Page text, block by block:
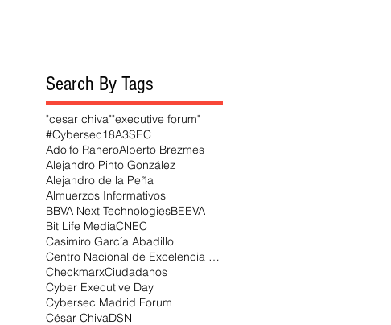
Search By Tags
"cesar chiva""executive forum"
#Cybersec18A3SEC
Adolfo RaneroAlberto Brezmes
Alejandro Pinto González
Alejandro de la Peña
Almuerzos Informativos
BBVA Next TechnologiesBEEVA
Bit Life MediaCNEC
Casimiro García Abadillo
Centro Nacional de Excelencia en Ciberseguridad
CheckmarxCiudadanos
Cyber Executive Day
Cybersec Madrid Forum
César ChivaDSN